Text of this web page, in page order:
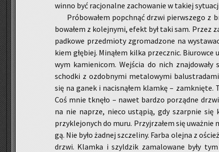
win­no być ra­cjo­nal­ne za­cho­wa­nie w ta­kiej
Pró­bo­wa­łem po­pchnąć drzwi pierw­sze­go z
bo­wa­łem z ko­lej­ny­mi, efekt był taki sam. Przez
pad­ko­we przed­mio­ty zgro­ma­dzo­ne na
kiem głę­biej. Mi­ną­łem kilka prze­cznic.
wym ka­mie­ni­com. Wej­ścia do nich
schod­ki z ozdob­ny­mi me­ta­lo­wy­mi
się na ganek i na­ci­sną­łem klam­kę –
Coś mnie tknę­ło – nawet bar­dzo po­rząd­ne
na nie na­prze, nieco ustą­pią, gdy szarp­nie się
przy­kle­jo­nych do muru. Przyj­rza­łem się
gą. Nie było żad­nej szcze­li­ny. Farba olej­na z
drzwi. Klam­ka i szyl­dzik za­ma­lo­wa­ne były